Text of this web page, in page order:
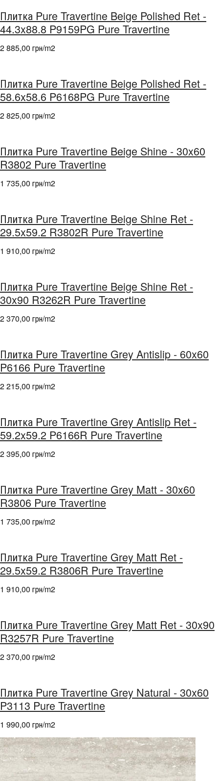
Плитка Pure Travertine Beige Polished Ret -
44.3x88.8 P9159PG Pure Travertine
2 885,00 грн/m2
Плитка Pure Travertine Beige Polished Ret -
58.6x58.6 P6168PG Pure Travertine
2 825,00 грн/m2
Плитка Pure Travertine Beige Shine - 30x60
R3802 Pure Travertine
1 735,00 грн/m2
Плитка Pure Travertine Beige Shine Ret -
29.5x59.2 R3802R Pure Travertine
1 910,00 грн/m2
Плитка Pure Travertine Beige Shine Ret -
30x90 R3262R Pure Travertine
2 370,00 грн/m2
Плитка Pure Travertine Grey Antislip - 60x60
P6166 Pure Travertine
2 215,00 грн/m2
Плитка Pure Travertine Grey Antislip Ret -
59.2x59.2 P6166R Pure Travertine
2 395,00 грн/m2
Плитка Pure Travertine Grey Matt - 30x60
R3806 Pure Travertine
1 735,00 грн/m2
Плитка Pure Travertine Grey Matt Ret -
29.5x59.2 R3806R Pure Travertine
1 910,00 грн/m2
Плитка Pure Travertine Grey Matt Ret - 30x90
R3257R Pure Travertine
2 370,00 грн/m2
Плитка Pure Travertine Grey Natural - 30x60
P3113 Pure Travertine
1 990,00 грн/m2